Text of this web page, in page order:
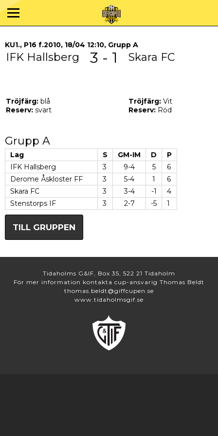
KU1., P16 f.2010, 18/04 12:10, Grupp A
IFK Hallsberg 3 - 1 Skara FC
Tröjfärg: blå
Reserv: svart
Tröjfärg: Vit
Reserv: Röd
Grupp A
Lag S GM-IM D
P
IFK Hallsberg
3 9-4 5
6
Derome Åskloster FF
3 5-4 1
6
Skara FC
3 3-4 -1
4
Stenstorps IF
3 2-7 -5 1
TILL GRUPPEN
Tidaholms G&IF, Box 35, 522 21 Tidaholm
För mer information kontakta cup-ansvarig Thomas Beldt
thomas.beldt@giffcupen.se
www.tidaholmsgif.se